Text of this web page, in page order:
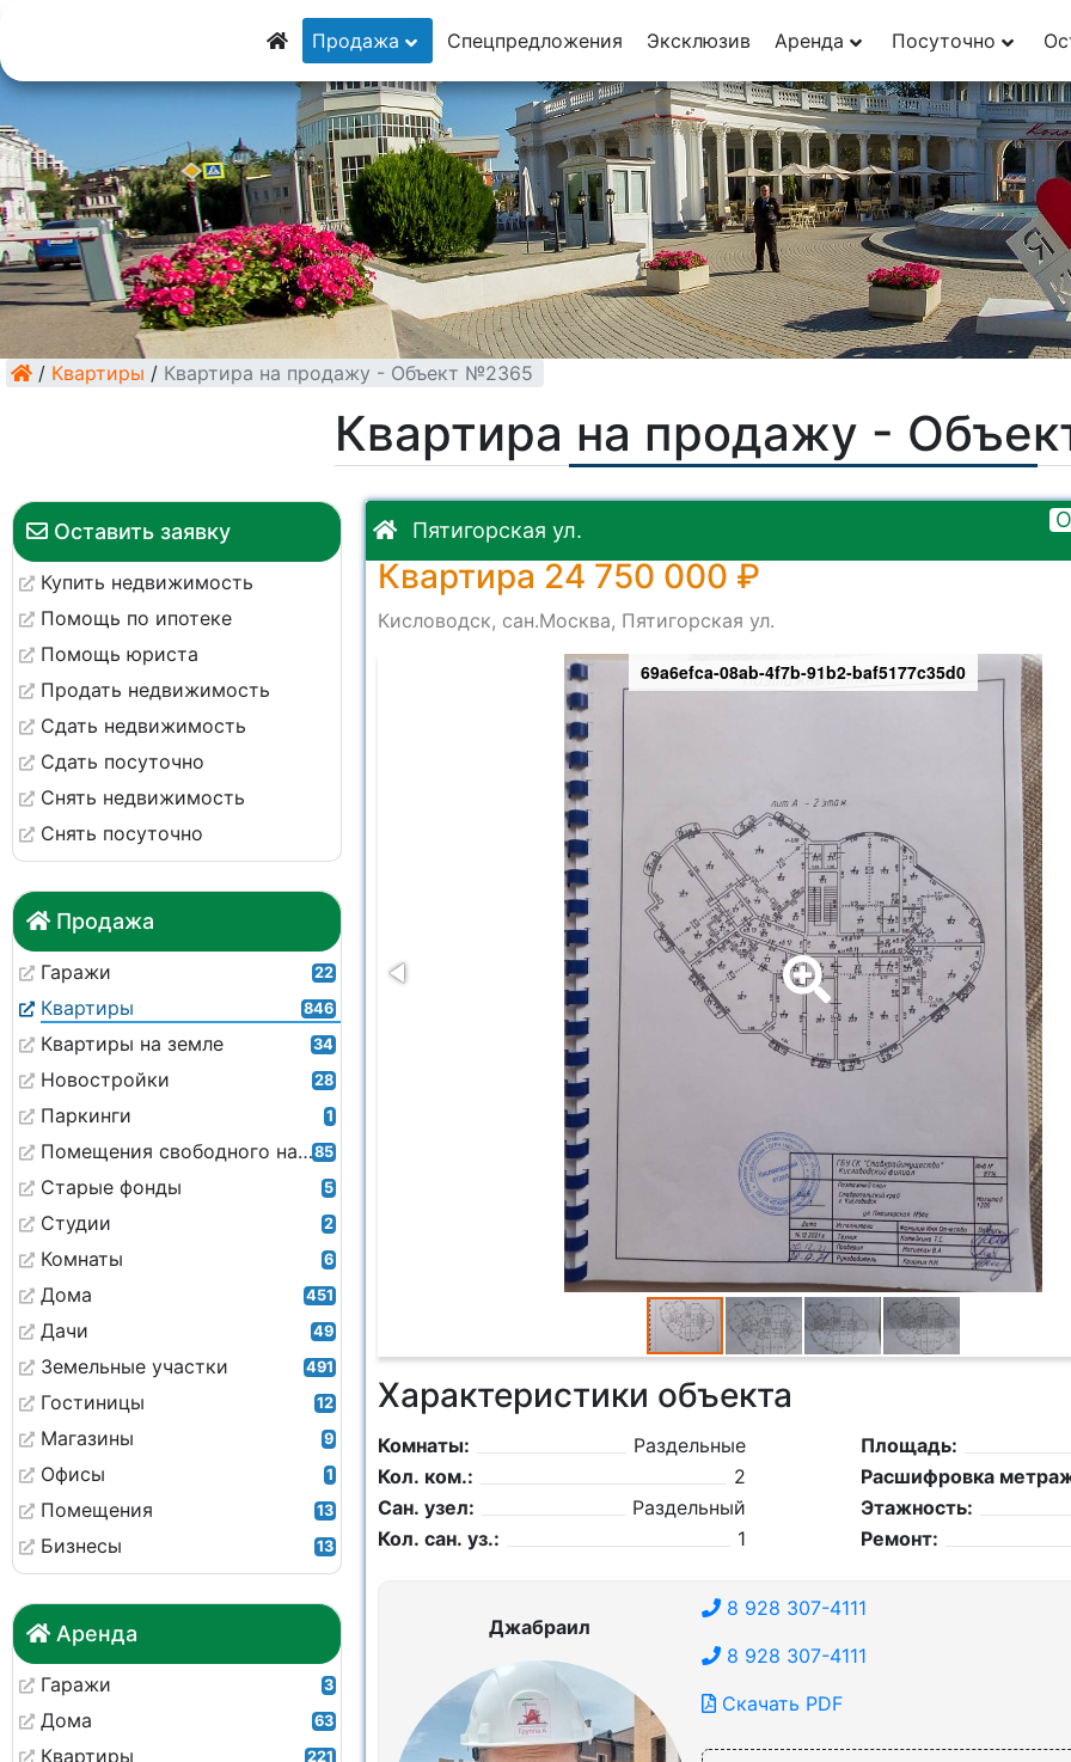
8 (928) 5555-929
8 (928) 3054-111
Продажа Спецпредложения Эксклюзив Аренда Посуточно
/ Квартиры / Квартира на продажу - Объект №2365
Квартира на продажу -
Оставить заявку
Купить недвижимость
Помощь по ипотеке
Помощь юриста
Продать недвижимость
Сдать недвижимость
Сдать посуточно
Снять недвижимость
Снять посуточно
Продажа
Гаражи 22
Квартиры 846
Квартиры на земле 34
Новостройки 28
Паркинги 1
Помещения свободного назначения85
Старые фонды 5
Студии 2
Комнаты 6
Дома 451
Дачи 49
Земельные участки 491
Гостиницы 12
Магазины 9
Офисы 1
Помещения 13
Бизнесы 13
Аренда
Гаражи 3
Дома 63
Квартиры 221
Пятигорская ул.
Квартира 24 750 000 ₽
Кисловодск, сан.Москва, Пятигорская ул.
69a6efca-08ab-4f7b-91b2-baf5177c35d0
Характеристики объекта
Комнаты:
Раздельные
Кол. ком.:
2
Сан. узел:
Раздельный
Кол. сан. уз.:
1
Площадь:
Расшифровка
Этажность:
Ремонт:
Джабраил
8 928 307-4111
8 928 307-4111
Скачать PDF